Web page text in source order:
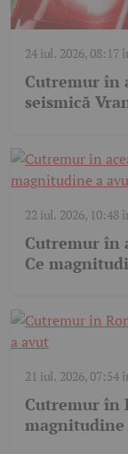
24 iul. 2026, 08:17
Cutremur în
seismică
22 iul. 2026, 10:48
Cutremur în
Ce
21 iul. 2026, 07:54
Cutremur în
magnitudine